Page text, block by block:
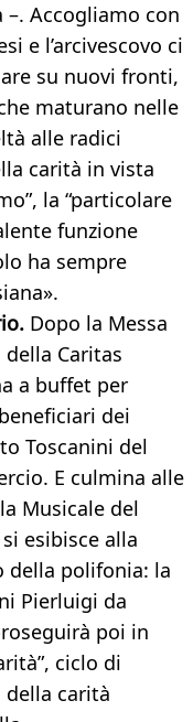
Accogliamo con
e l’arcivescovo ci
su nuovi fronti,
maturano nelle
alle radici
carità in vista
la “particolare
funzione
ha sempre
Dopo la Messa
Caritas
a buffet per
dei
Toscanini del
E culmina alle
Musicale del
esibisce alla
della polifonia: la
Pierluigi da
poi in
ciclo di
carità